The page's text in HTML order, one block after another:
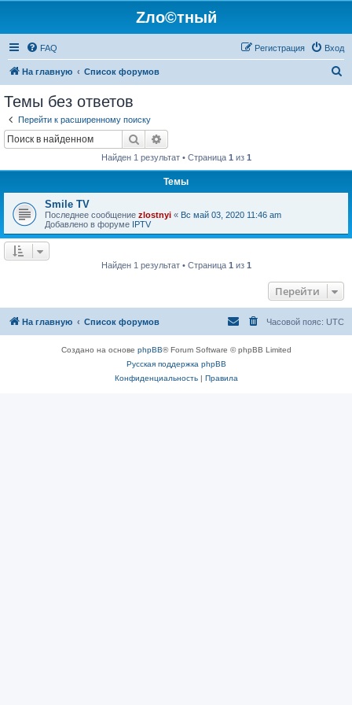
Zло©тный
FAQ Вход
Регистрация
На главную Список форумов
Темы без ответов
Перейти к расширенному поиску
Поиск
Найден 1 результат • Страница 1 из 1
Темы
Smile TV
Последнее сообщение zlostnyi « Вс май 03, 2020 11:46 am
Добавлено в форуме IPTV
Найден 1 результат • Страница 1 из 1
Перейти
На главную Список форумов Часовой пояс: UTC
Создано на основе phpBB® Forum Software © phpBB Limited
Русская поддержка phpBB
Конфиденциальность| Правила